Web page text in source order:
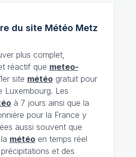
du site MétéoMetz
plus complet,
réactif que meteo-
site météogratuit pour
Luxembourg. Les
à 7 jours ainsi que la
pour la France y
aussi souvent que
météoen temps réel
et des